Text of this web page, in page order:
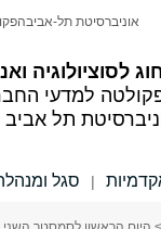
לסוציולוגיה
למדעי
תל אביב
אוניברסיטת תל-אביב
| סגל